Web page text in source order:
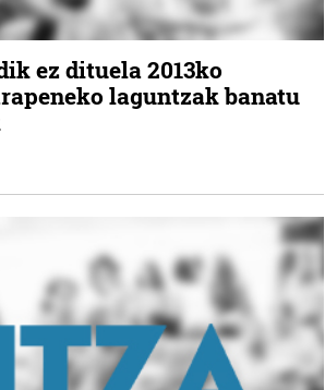
ez dituela 2013ko
laguntzak banatu